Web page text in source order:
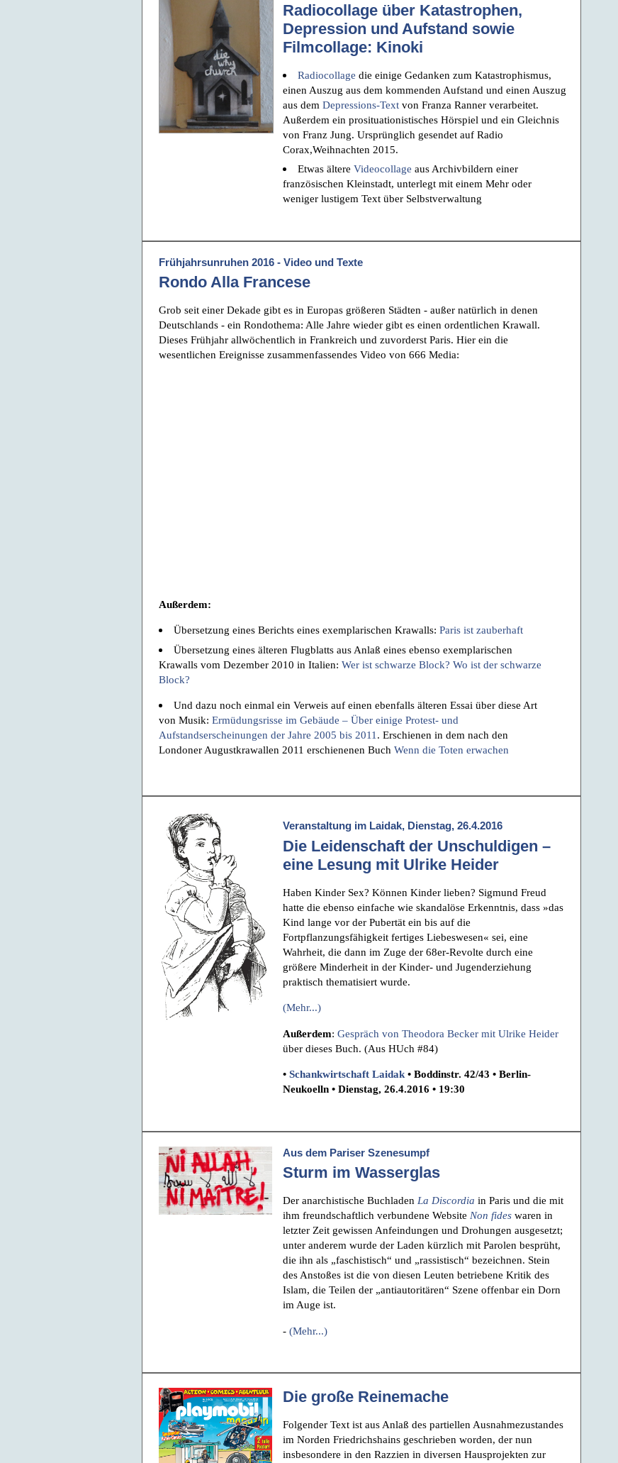
Radiocollage über Katastrophen,
Depression und Aufstand sowie
Filmcollage: Kinoki
Radiocollage die einige Gedanken zum Katastrophismus,
einen Auszug aus dem kommenden Aufstand und einen Auszug
aus dem Depressions-Text von Franza Ranner verarbeitet.
Außerdem ein prosituationistisches Hörspiel und ein Gleichnis
von Franz Jung. Ursprünglich gesendet auf Radio
Corax,Weihnachten 2015.
Etwas ältereVideocollage aus Archivbildern einer
französischen Kleinstadt, unterlegt mit einem Mehr oder
weniger lustigem Text über Selbstverwaltung
Frühjahrsunruhen 2016 - Video und Texte
Rondo Alla Francese
Grob seit einer Dekade gibt es in Europas größeren Städten - außer natürlich in denen
Deutschlands - ein Rondothema: Alle Jahre wieder gibt es einen ordentlichen Krawall.
Dieses Frühjahr allwöchentlich in Frankreich und zuvorderst Paris. Hier ein die
wesentlichen Ereignisse zusammenfassendes Video von 666 Media:
Außerdem:
Übersetzung eines Berichts eines exemplarischen Krawalls:Paris ist zauberhaft
Übersetzung eines älteren Flugblatts aus Anlaß eines ebenso exemplarischen
Krawalls vom Dezember 2010 in Italien: Wer ist schwarze Block? Wo ist der schwarze
Block?
Und dazu noch einmal ein Verweis auf einen ebenfalls älteren Essai über diese Art
von Musik: Ermüdungsrisse im Gebäude – Über einige Protest- und
Aufstandserscheinungen der Jahre 2005 bis 2011 . Erschienen in dem nach den
Londoner Augustkrawallen 2011 erschienenen Buch Wenn die Toten erwachen
Veranstaltung im Laidak, Dienstag, 26.4.2016
Die Leidenschaft der Unschuldigen –
eine Lesung mit Ulrike Heider
Haben Kinder Sex? Können Kinder lieben? Sigmund Freud
hatte die ebenso einfache wie skandalöse Erkenntnis, dass »das
Kind lange vor der Pubertät ein bis auf die
Fortpflanzungsfähigkeit fertiges Liebeswesen« sei, eine
Wahrheit, die dann im Zuge der 68er-Revolte durch eine
größere Minderheit in der Kinder- und Jugenderziehung
praktisch thematisiert wurde.
(Mehr...)
Außerdem: Gespräch von Theodora Becker mit Ulrike Heider
über dieses Buch. (Aus HUch #84)
• Schankwirtschaft Laidak • Boddinstr. 42/43 • Berlin-
Neukoelln • Dienstag, 26.4.2016 • 19:30
Aus dem Pariser Szenesumpf
Sturm im Wasserglas
Der anarchistische Buchladen La Discordia in Paris und die mit
ihm freundschaftlich verbundene Website Non fides waren in
letzter Zeit gewissen Anfeindungen und Drohungen ausgesetzt;
unter anderem wurde der Laden kürzlich mit Parolen besprüht,
die ihn als „faschistisch“ und „rassistisch“ bezeichnen. Stein
des Anstoßes ist die von diesen Leuten betriebene Kritik des
Islam, die Teilen der „antiautoritären“ Szene offenbar ein Dorn
im Auge ist.
- (Mehr...)
Die große Reinemache
Folgender Text ist aus Anlaß des partiellen Ausnahmezustandes
im Norden Friedrichshains geschrieben worden, der nun
insbesondere in den Razzien in diversen Hausprojekten zur